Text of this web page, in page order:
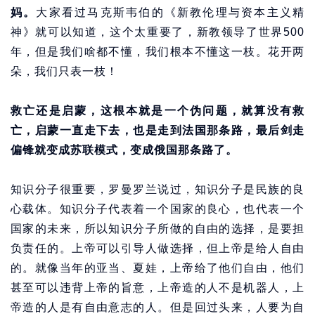
妈。 大家看过马克斯韦伯的《新教伦理与资本主义精
神》就可以知道，这个太重要了，新教领导了世界500
年，但是我们啥都不懂，我们根本不懂这一枝。花开两
朵，我们只表一枝！
救亡还是启蒙，这根本就是一个伪问题，就算没有救
亡，启蒙一直走下去，也是走到法国那条路，最后剑走
偏锋就变成苏联模式，变成俄国那条路了。
知识分子很重要，罗曼罗兰说过，知识分子是民族的良
心载体。知识分子代表着一个国家的良心，也代表一个
国家的未来，所以知识分子所做的自由的选择，是要担
负责任的。上帝可以引导人做选择，但上帝是给人自由
的。就像当年的亚当、夏娃，上帝给了他们自由，他们
甚至可以违背上帝的旨意，上帝造的人不是机器人，上
帝造的人是有自由意志的人。但是回过头来，人要为自